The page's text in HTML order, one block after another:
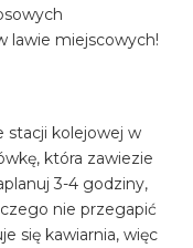
lawie miejscowych!
stacji kolejowej w
która zawiezie
3-4 godziny,
nie przegapić
się kawiarnia, więc